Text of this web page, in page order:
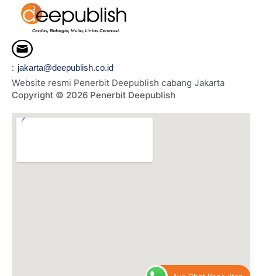
: jakarta@deepublish.co.id
Website resmi Penerbit Deepublish cabang Jakarta
Copyright © 2026 Penerbit Deepublish